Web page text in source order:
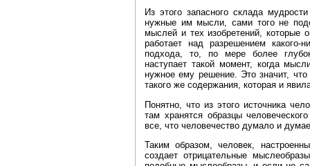
Из этого запасного склада
нужные им мысли, сами того не
мыслей и тех изобретений, которые
работает над разрешением
подхода, то, по мере более
наступает такой момент, когда
нужное ему решение. Это значит,
такого же содержания, которая и
Понятно, что из этого источника
там хранятся образцы
все, что человечество думало и
Таким образом, человек,
создает отрицательные